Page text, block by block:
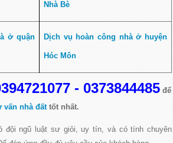
Nhà Bè
ở quận Dịch vụ hoàn công nhà ở huyện
Hóc Môn
- 0373844485 để
vấn nhà đấttốt nhất.
đội ngũ luật sư giỏi, uy tín, và có tính chuyên